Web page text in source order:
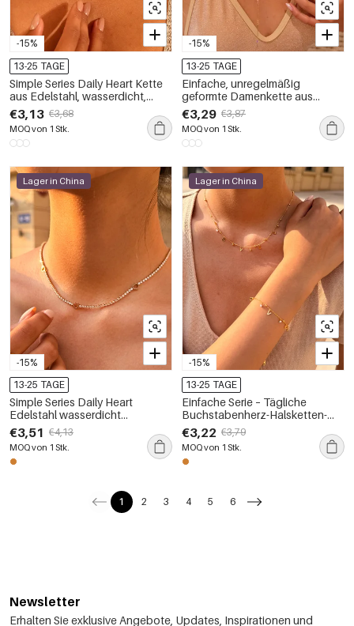
-15%
13-25 TAGE
Simple Series Daily Heart Kette
aus Edelstahl, wasserdicht,
goldfarben, Damenhalskette
€3,13 €3,68
MOQ von 1 Stk.
-15%
13-25 TAGE
Einfache, unregelmäßig
geformte Damenkette aus
Edelstahl, wasserdicht,
goldfarben
€3,29 €3,87
MOQ von 1 Stk.
-15%
Lager in China
13-25 TAGE
Simple Series Daily Heart
Edelstahl wasserdicht
goldfarbene Zirkonia-
Damenketten
€3,51 €4,13
MOQ von 1 Stk.
-15%
Lager in China
13-25 TAGE
Einfache Serie – Tägliche
Buchstabenherz-Halsketten-
Sets aus Edelstahl, wasserdicht,
goldfarben, für Damen
€3,22 €3,79
MOQ von 1 Stk.
1 2 3 4 5 6
Newsletter
Erhalten Sie exklusive Angebote, Updates, Inspirationen und